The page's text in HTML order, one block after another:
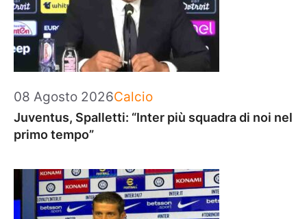
08 Agosto 2026Categorie
Calcio
Juventus, Spalletti: “Inter più squadra di noi nel
primo tempo”